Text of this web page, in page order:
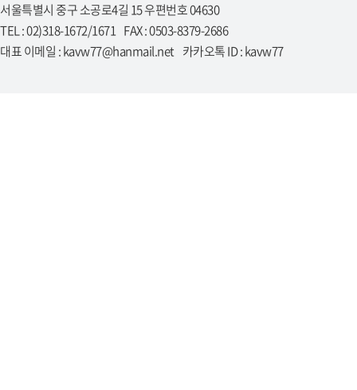
서울특별시 중구 소공로4길 15 우편번호 04630
TEL : 02)318-1672/1671 FAX : 0503-8379-2686
대표 이메일 : kavw77@hanmail.net 카카오톡 ID : kavw77